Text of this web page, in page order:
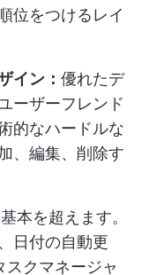
位をつけるレイ
イン： 優れたデ
ーザーフレンド
的なハードルな
、編集、削除す
本を超えます。
日付の自動更
クマネージャ